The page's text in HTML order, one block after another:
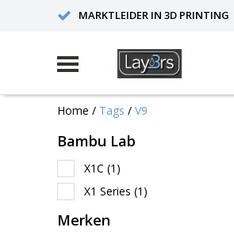
MARKTLEIDER IN 3D PRINTING
Home / Tags / V9
Bambu Lab
X1C (1)
X1 Series (1)
Merken